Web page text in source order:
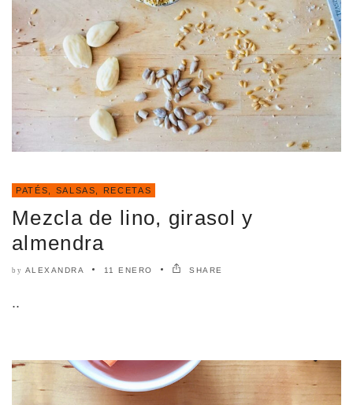
PATÉS, SALSAS RECETAS
Mezcla de lino, girasol y
almendra
by ALEXANDRA 11 ENERO SHARE
..